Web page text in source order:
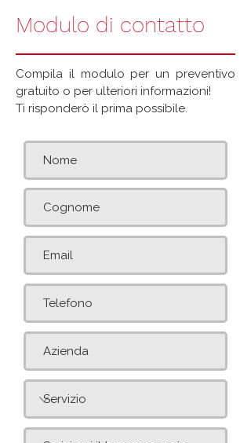
Modulo di contatto
Compila il modulo per un preventivo
gratuito o per ulteriori informazioni!
Ti risponderò il prima possibile.